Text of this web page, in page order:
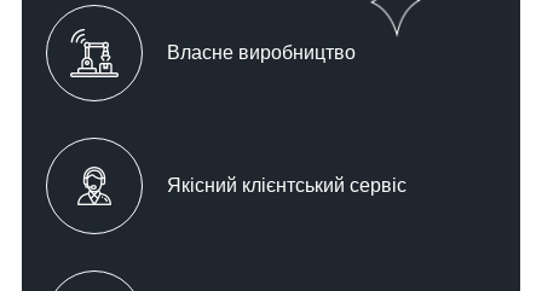
Власне виробництво
Якісний клієнтський сервіс